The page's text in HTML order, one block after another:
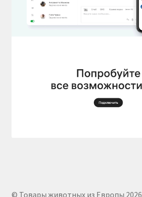
© Товары животных из Европы 2026